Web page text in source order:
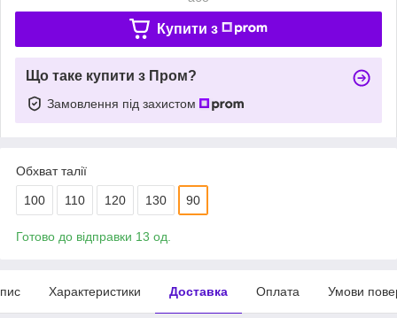
Купити з
Що таке купити з Пром?
Замовлення під захистом
Обхват талії
100 110 120 130 90
Готово до відправки 13 од.
Характеристики Доставка Оплата Умови